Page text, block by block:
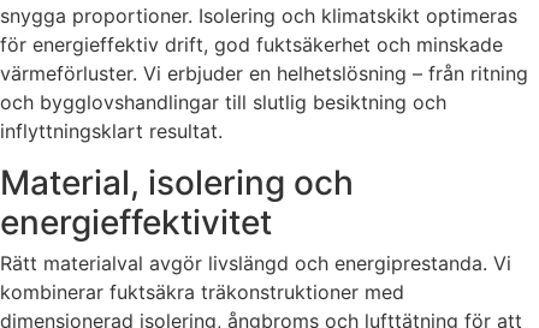
snygga proportioner. Isolering och klimatskikt optimeras
för energieffektiv drift, god fuktsäkerhet och minskade
värmeförluster. Vi erbjuder en helhetslösning – från ritning
och bygglovshandlingar till slutlig besiktning och
inflyttningsklart resultat.
Material, isolering och
energieffektivitet
Rätt materialval avgör livslängd och energiprestanda. Vi
kombinerar fuktsäkra träkonstruktioner med
dimensionerad isolering, ångbroms och lufttätning för att